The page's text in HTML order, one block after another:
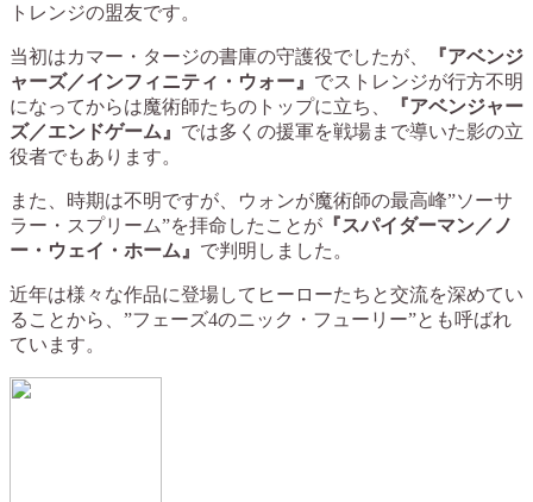
トレンジの盟友です。
当初はカマー・タージの書庫の守護役でしたが、
『アベンジ
ャーズ／インフィニティ・ウォー』 でストレンジが行方不明
になってからは魔術師たちのトップに立ち、
『アベンジャー
ズ／エンドゲーム』 では多くの援軍を戦場まで導いた影の立
役者でもあります。
また、時期は不明ですが、ウォンが魔術師の最高峰”ソーサ
ラー・スプリーム”を拝命したことが 『スパイダーマン／ノ
ー・ウェイ・ホーム』 で判明しました。
近年は様々な作品に登場してヒーローたちと交流を深めてい
ることから、”フェーズ4のニック・フューリー”とも呼ばれ
ています。